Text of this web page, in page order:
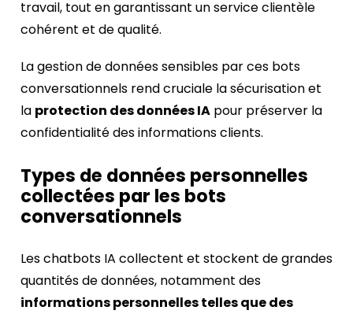
travail, tout en garantissant un service clientèle
cohérent et de qualité.
La gestion de données sensibles par ces bots
conversationnels rend cruciale la sécurisation et
la protection des données IA pour préserver la
confidentialité des informations clients.
Types de données personnelles
collectées par les bots
conversationnels
Les chatbots IA collectent et stockent de grandes
quantités de données, notamment des
informations personnelles telles que des